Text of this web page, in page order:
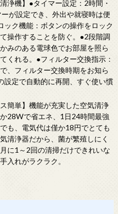
浄機】●タイマー設定：2時間・
が設定でき、外出や就寝時は便
ック機能：ボタンの操作をロック
操作することを防ぐ。●2段階調
みのある電球色でお部屋を照ら
くれる。●フィルター交換指示：
、フィルター交換時期をお知ら
設定で自動的に再開、すぐ使い慣
簡単】機能が充実した空気清浄
28Wで省エネ、1日24時間最強
も、電気代は僅か18円でとても
清浄器だから、菌が繁殖しにく
に1～2回の清掃だけできれいな
入れがラクラク。